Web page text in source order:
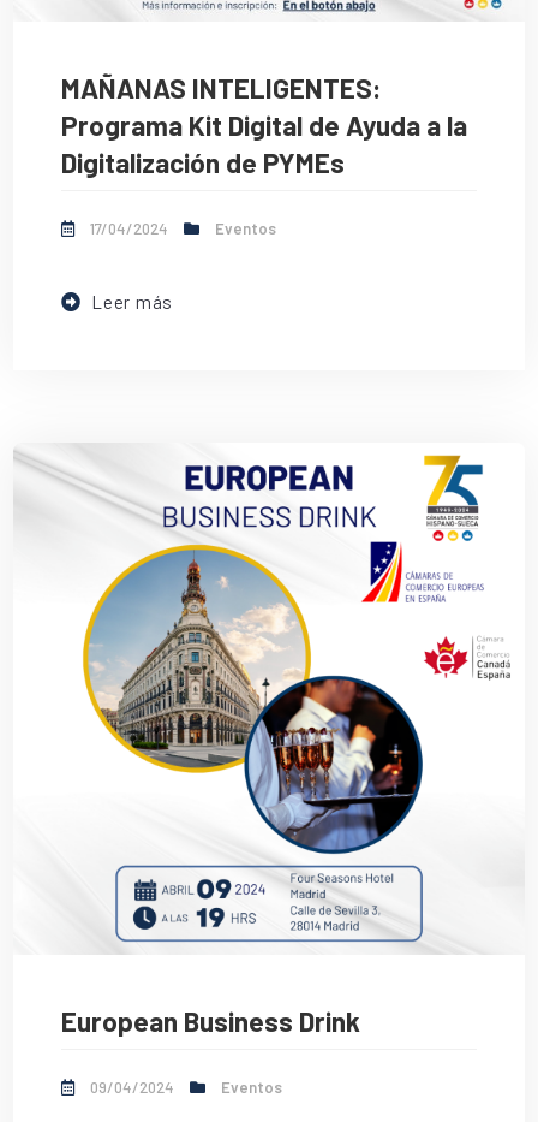
MAÑANAS INTELIGENTES:
Programa Kit Digital de Ayuda a la
Digitalización de PYMEs
17/04/2024 Eventos
Leer más
European Business Drink
09/04/2024 Eventos